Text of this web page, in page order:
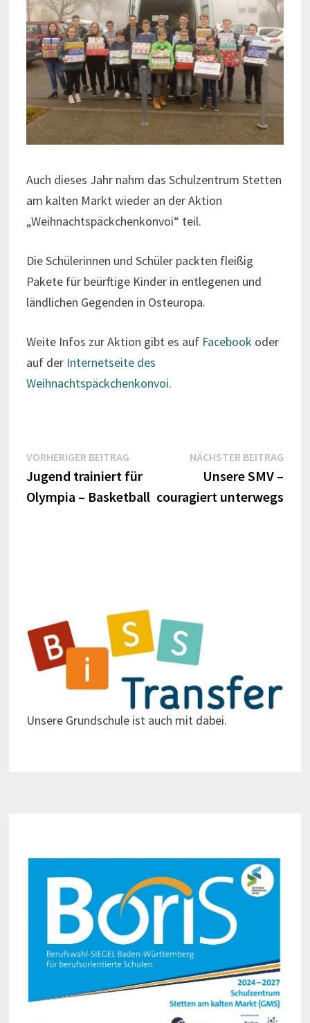
Auch dieses Jahr nahm das Schulzentrum Stetten
am kalten Markt wieder an der Aktion
„Weihnachtspäckchenkonvoi“ teil.
Die Schülerinnen und Schüler packten fleißig
Pakete für beürftige Kinder in entlegenen und
ländlichen Gegenden in Osteuropa.
Weite Infos zur Aktion gibt es auf Facebook oder
auf der Internetseite des
Weihnachtspäckchenkonvoi.
Beitrags-
Navigation
VORHERIGER BEITRAGVorheriger
Beitrag:
Jugend trainiert für
Olympia – Basketball
NÄCHSTER BEITRAG
Unsere SMV –
couragiert unterwegs
Unsere Grundschule ist auch mit dabei.